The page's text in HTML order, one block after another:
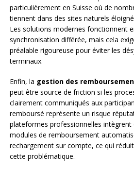
particulièrement en Suisse où de
tiennent dans des sites naturels
Les solutions modernes fonctionnent
synchronisation différée, mais cela
préalable rigoureuse pour éviter les
terminaux.
Enfin, la gestion des
peut être source de friction si les
clairement communiqués aux
remboursé représente un risque
plateformes professionnelles intègrent
modules de remboursement
rechargement sur compte, ce qui
cette problématique.